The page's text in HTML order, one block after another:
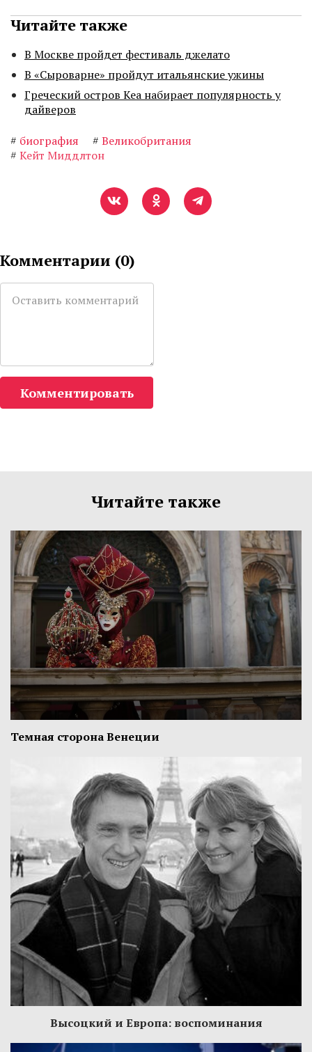
Читайте также
В Москве пройдет фестиваль джелато
В «Сыроварне» пройдут итальянские ужины
Греческий остров Кеа набирает популярность у
дайверов
# биография # Великобритания
# Кейт Миддлтон
Комментарии (0)
Комментировать
Читайте также
Темная сторона Венеции
Высоцкий и Европа: воспоминания